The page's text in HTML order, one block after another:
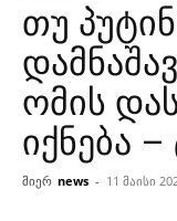
თუ
ომის
იქნება
მიერ news - 11 მაისი